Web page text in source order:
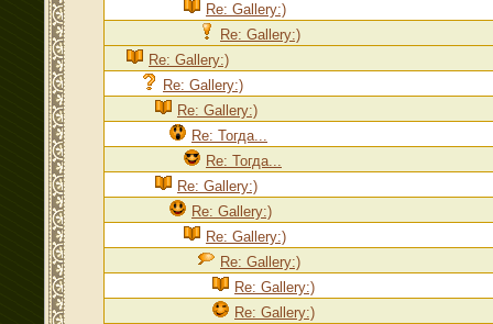
Re: Gallery:)
Re: Gallery:)
Re: Gallery:)
Re: Gallery:)
Re: Gallery:)
Re: Тогда...
Re: Тогда...
Re: Gallery:)
Re: Gallery:)
Re: Gallery:)
Re: Gallery:)
Re: Gallery:)
Re: Gallery:)